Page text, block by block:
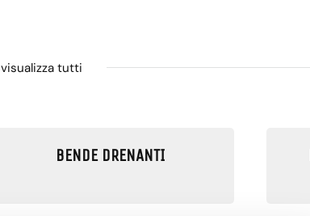
visualizza tutti
BENDE DRENANTI